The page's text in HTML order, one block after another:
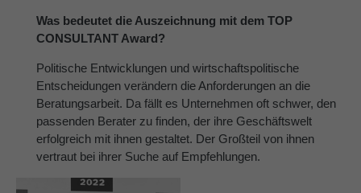
Was bedeutet die Auszeichnung mit dem TOP
CONSULTANT Award?
Politische Entwicklungen und wirtschaftspolitische
Entscheidungen verändern die Anforderungen an die
Beratungsarbeit. Da fällt es Unternehmen oft schwer, den
passenden Berater zu finden, der ihre Geschäftswelt
erfolgreich mit ihnen gestaltet. Der Großteil von ihnen
vertraut bei ihrer Suche auf Empfehlungen.